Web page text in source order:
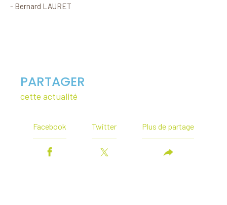
- Bernard LAURET
PARTAGER
cette actualité
Facebook Twitter Plus de partage